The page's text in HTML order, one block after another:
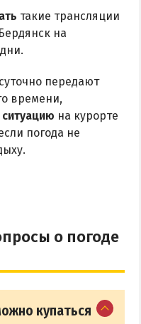
такие трансляции
на
передают
времени,
на курорте
погода не
о погоде
купаться